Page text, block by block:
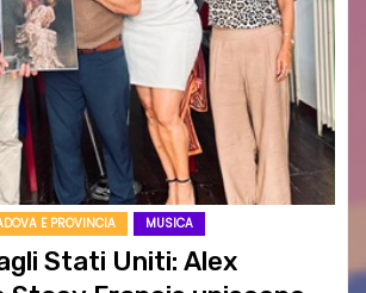
E PROVINCIA MUSICA
Stati Uniti: Alex